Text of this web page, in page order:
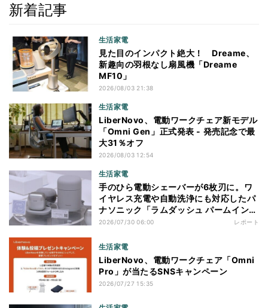
新着記事
生活家電
見た目のインパクト絶大！ Dreame、
新趣向の羽根なし扇風機「Dreame
MF10」
2026/08/03 21:38
生活家電
LiberNovo、電動ワークチェア新モデル
「Omni Gen」正式発表 - 発売記念で最
大31％オフ
2026/08/03 12:54
生活家電
手のひら電動シェーバーが6枚刃に。ワ
イヤレス充電や自動洗浄にも対応したパ
ナソニック「ラムダッシュ パームイン
プロ」を体験
2026/07/30 06:00 レポート
生活家電
LiberNovo、電動ワークチェア「Omni
Pro」が当たるSNSキャンペーン
2026/07/27 15:35